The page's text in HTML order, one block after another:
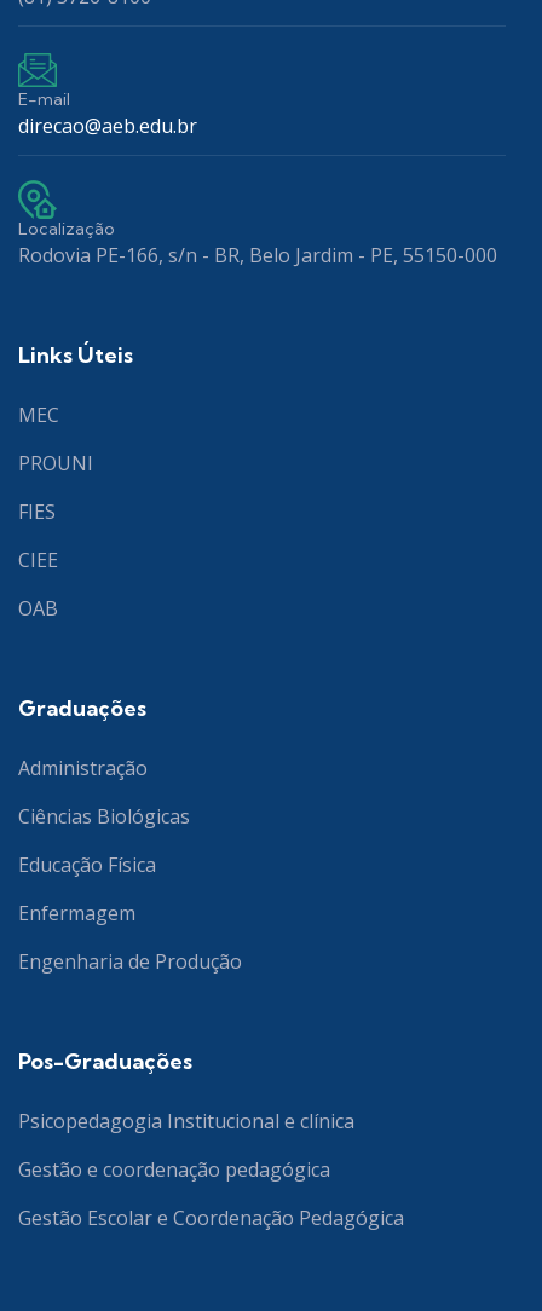
E-mail
direcao@aeb.edu.br
Localização
Rodovia PE-166, s/n - BR, Belo Jardim - PE, 55150-000
Links Úteis
MEC
PROUNI
FIES
CIEE
OAB
Graduações
Administração
Ciências Biológicas
Educação Física
Enfermagem
Engenharia de Produção
Pos-Graduações
Psicopedagogia Institucional e clínica
Gestão e coordenação pedagógica
Gestão Escolar e Coordenação Pedagógica